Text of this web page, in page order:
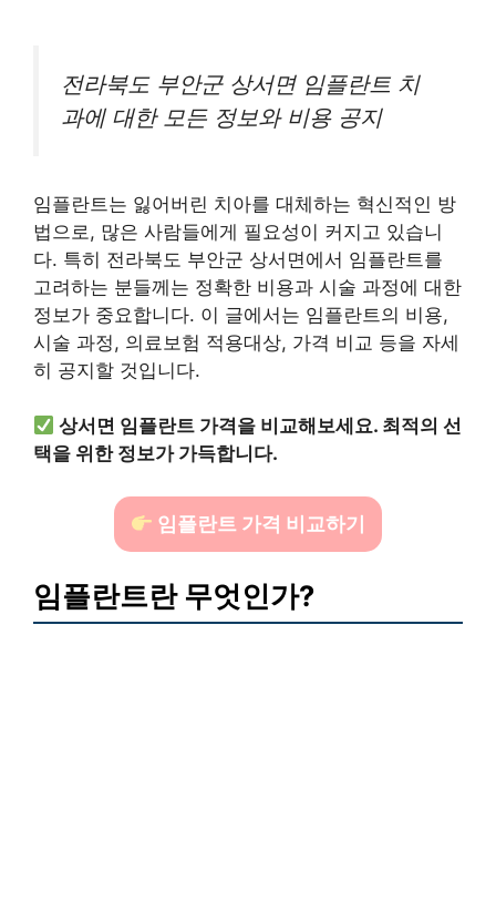
전라북도 부안군 상서면 임플란트 치
과에 대한 모든 정보와 비용 공지
임플란트는 잃어버린 치아를 대체하는 혁신적인 방
법으로, 많은 사람들에게 필요성이 커지고 있습니
다. 특히 전라북도 부안군 상서면에서 임플란트를
고려하는 분들께는 정확한 비용과 시술 과정에 대한
정보가 중요합니다. 이 글에서는 임플란트의 비용,
시술 과정, 의료보험 적용대상, 가격 비교 등을 자세
히 공지할 것입니다.
상서면 임플란트 가격을 비교해보세요. 최적의 선
택을 위한 정보가 가득합니다.
임플란트 가격 비교하기
임플란트란 무엇인가?